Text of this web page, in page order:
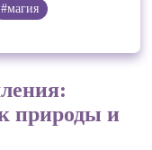
#магия
природы и